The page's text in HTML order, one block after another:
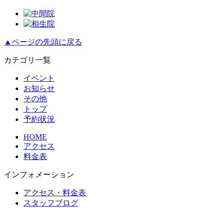
▲ページの先頭に戻る
カテゴリ一覧
イベント
お知らせ
その他
トップ
予約状況
HOME
アクセス
料金表
インフォメーション
アクセス・料金表
スタッフブログ